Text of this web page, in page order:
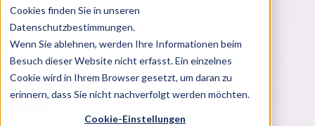
Cookies finden Sie in unseren
Datenschutzbestimmungen.
Wenn Sie ablehnen, werden Ihre Informationen beim
Besuch dieser Website nicht erfasst. Ein einzelnes
Cookie wird in Ihrem Browser gesetzt, um daran zu
erinnern, dass Sie nicht nachverfolgt werden möchten.
Cookie-Einstellungen
Login